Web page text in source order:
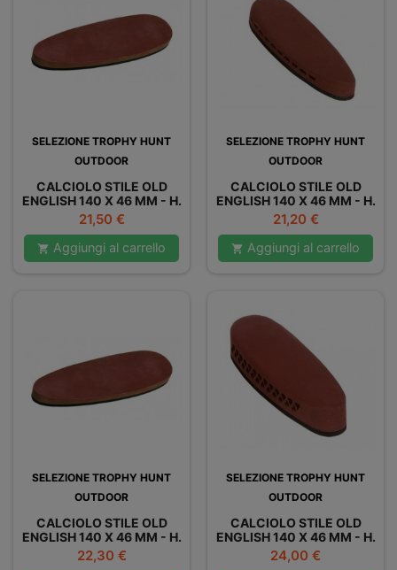
SELEZIONE TROPHY HUNT
OUTDOOR
CALCIOLO STILE OLD
ENGLISH 140 X 46 MM - H.
15 MM LISCIO
Prezzo
21,50 €
 Aggiungi al carrello
SELEZIONE TROPHY HUNT
OUTDOOR
CALCIOLO STILE OLD
ENGLISH 140 X 46 MM - H.
17 MM LISCIO
Prezzo
21,20 €
 Aggiungi al carrello
SELEZIONE TROPHY HUNT
OUTDOOR
CALCIOLO STILE OLD
ENGLISH 140 X 46 MM - H.
20 MM LISCIO
Prezzo
22,30 €
SELEZIONE TROPHY HUNT
OUTDOOR
CALCIOLO STILE OLD
ENGLISH 140 X 46 MM - H.
25 MM LISCIO
Prezzo
24,00 €